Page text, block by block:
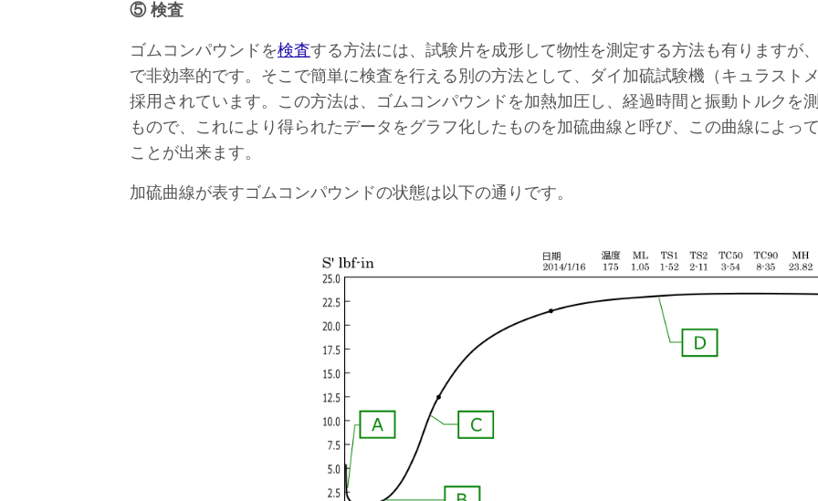
⑤ 検査
ゴムコンパウンドを検査する方法には、試験片を成形して物性を測定する方法も有りますが
で非効率的です。そこで簡単に検査を行える別の方法として、ダイ加硫試験機（キュラスト
採用されています。この方法は、ゴムコンパウンドを加熱加圧し、経過時間と振動トルクを
もので、 これにより得られたデータをグラフ化したものを加硫曲線と呼び、この曲線によっ
ことが出来ます。
加硫曲線が表すゴムコンパウンドの状態は以下の通りです。